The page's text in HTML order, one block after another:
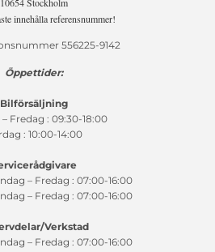
innehålla referensnummer!
556225-9142
Öppettider:
Bilförsäljning
Fredag : 09:30-18:00
: 10:00-14:00
– Fredag : 07:00-16:00
– Fredag : 07:00-16:00
Verkstad
– Fredag : 07:00-16:00